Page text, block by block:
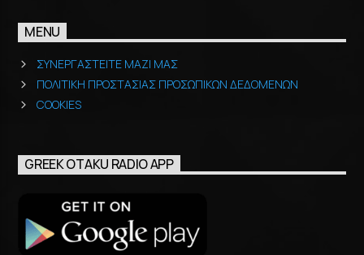
MENU
ΣΥΝΕΡΓΑΣΤΕΙΤΕ ΜΑΖΙ ΜΑΣ
ΠΟΛΙΤΙΚΗ ΠΡΟΣΤΑΣΙΑΣ ΠΡΟΣΩΠΙΚΩΝ ΔΕΔΟΜΕΝΩΝ
COOKIES
GREEK OTAKU RADIO APP